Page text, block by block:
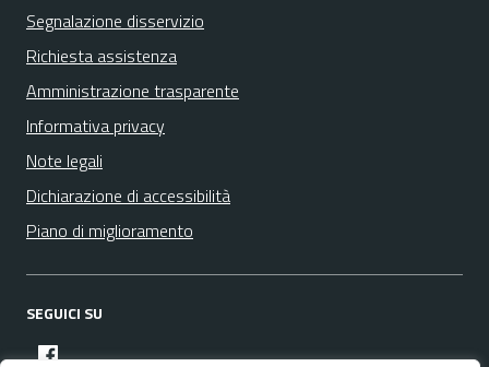
Segnalazione disservizio
Richiesta assistenza
Amministrazione trasparente
Informativa privacy
Note legali
Dichiarazione di accessibilità
Piano di miglioramento
SEGUICI SU
facebook